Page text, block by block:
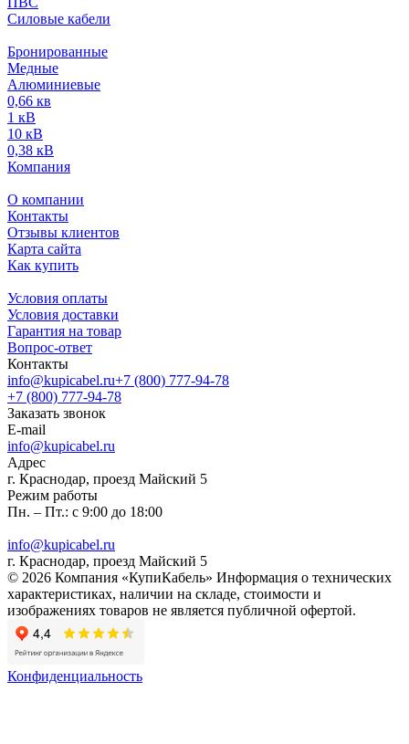
Силовые кабели
Бронированные
Медные
Алюминиевые
0,66 кв
1 кВ
10 кВ
0,38 кВ
Компания
О компании
Контакты
Отзывы клиентов
Карта сайта
Как купить
Условия оплаты
Условия доставки
Гарантия на товар
Вопрос-ответ
Контакты
info@kupicabel.ru+7 (800) 777-94-78
+7 (800) 777-94-78
Заказать звонок
E-mail
info@kupicabel.ru
Адрес
г. Краснодар, проезд Майский 5
Режим работы
Пн. – Пт.: с 9:00 до 18:00
info@kupicabel.ru
г. Краснодар, проезд Майский 5
© 2026 Компания «КупиКабель» Информация о технических
характеристиках, наличии на складе, стоимости и
изображениях товаров не является публичной офертой.
Конфиденциальность